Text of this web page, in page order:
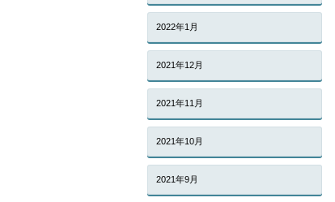
2022年1月
2021年12月
2021年11月
2021年10月
2021年9月